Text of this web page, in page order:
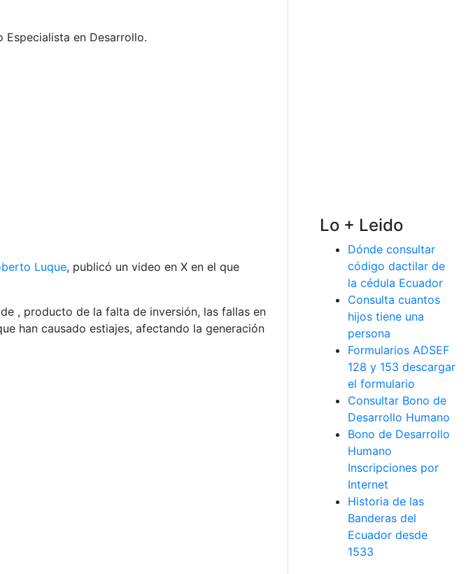
en Desarrollo.
Luque, publicó un video en X en el que
, producto de la falta de inversión, las fallas en
han causado estiajes, afectando la generación
Lo + Leido
Dónde consultar
código dactilar de
la cédula Ecuador
Consulta cuantos
hijos tiene una
persona
Formularios ADSEF
128 y 153 descargar
el formulario
Consultar Bono de
Desarrollo Humano
Bono de Desarrollo
Humano
Inscripciones por
Internet
Historia de las
Banderas del
Ecuador desde
1533